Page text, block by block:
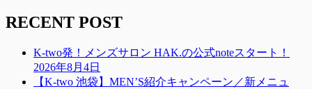
RECENT POST
K-two発！メンズサロン HAK.の公式noteスタート！
2026年8月4日
【K-two 池袋】MEN’S紹介キャンペーン／新メニュ